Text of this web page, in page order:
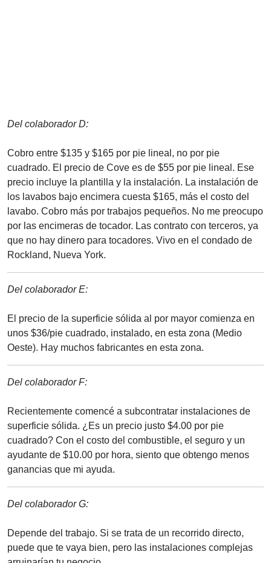
Del colaborador D:
Cobro entre $135 y $165 por pie lineal, no por pie
cuadrado. El precio de Cove es de $55 por pie lineal. Ese
precio incluye la plantilla y la instalación. La instalación de
los lavabos bajo encimera cuesta $165, más el costo del
lavabo. Cobro más por trabajos pequeños. No me preocupo
por las encimeras de tocador. Las contrato con terceros, ya
que no hay dinero para tocadores. Vivo en el condado de
Rockland, Nueva York.
Del colaborador E:
El precio de la superficie sólida al por mayor comienza en
unos $36/pie cuadrado, instalado, en esta zona (Medio
Oeste). Hay muchos fabricantes en esta zona.
Del colaborador F:
Recientemente comencé a subcontratar instalaciones de
superficie sólida. ¿Es un precio justo $4.00 por pie
cuadrado? Con el costo del combustible, el seguro y un
ayudante de $10.00 por hora, siento que obtengo menos
ganancias que mi ayuda.
Del colaborador G:
Depende del trabajo. Si se trata de un recorrido directo,
puede que te vaya bien, pero las instalaciones complejas